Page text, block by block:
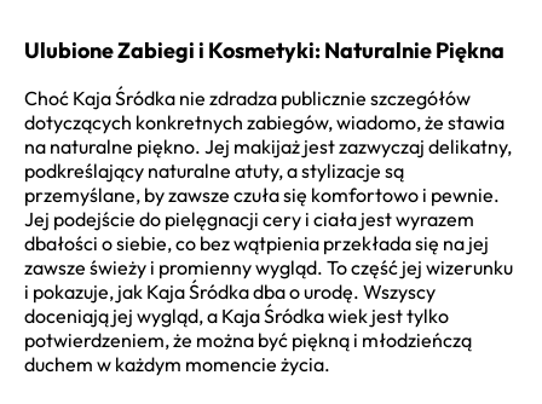
Ulubione Zabiegi i Kosmetyki: Naturalnie Piękna
Choć Kaja Śródka nie zdradza publicznie szczegółów
dotyczących konkretnych zabiegów, wiadomo, że stawia
na naturalne piękno. Jej makijaż jest zazwyczaj delikatny,
podkreślający naturalne atuty, a stylizacje są
przemyślane, by zawsze czuła się komfortowo i pewnie.
Jej podejście do pielęgnacji cery i ciała jest wyrazem
dbałości o siebie, co bez wątpienia przekłada się na jej
zawsze świeży i promienny wygląd. To część jej wizerunku
i pokazuje, jak Kaja Śródka dba o urodę. Wszyscy
doceniają jej wygląd, a Kaja Śródka wiek jest tylko
potwierdzeniem, że można być piękną i młodzieńczą
duchem w każdym momencie życia.